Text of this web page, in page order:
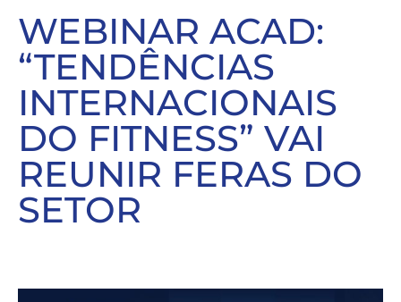
WEBINAR ACAD:
“TENDÊNCIAS
INTERNACIONAIS
DO FITNESS” VAI
REUNIR FERAS DO
SETOR